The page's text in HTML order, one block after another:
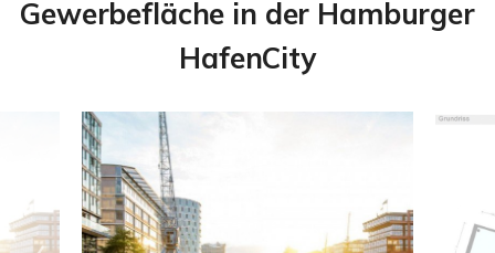
Gewerbefläche in der Hamburger
HafenCity